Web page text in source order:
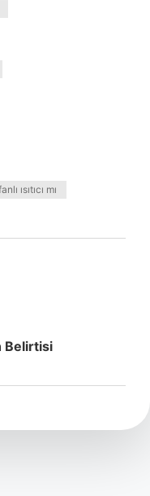
ısıtıcı mı
Belirtisi